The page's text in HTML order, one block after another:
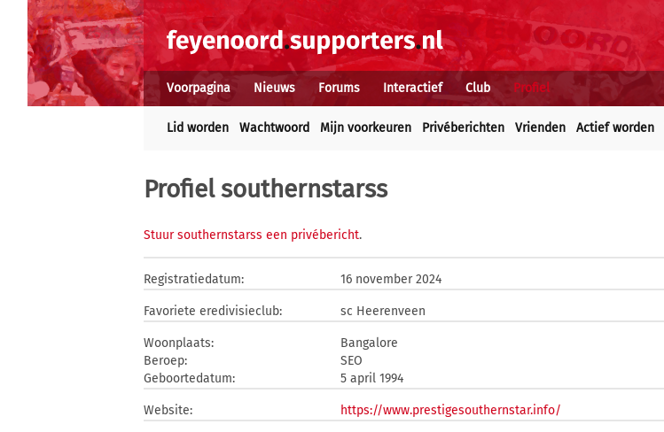
Voorpagina Nieuws Forums Interactief Club Profiel
Lid worden Wachtwoord Mijn voorkeuren Privéberichten Vrienden Actief worden
Profiel southernstarss
Stuur southernstarss een privébericht.
Registratiedatum: 16 november 2024
Favoriete eredivisieclub: sc Heerenveen
Woonplaats:
Bangalore
Beroep:
SEO
Geboortedatum:
5 april 1994
Website: https://www.prestigesouthernstar.info/